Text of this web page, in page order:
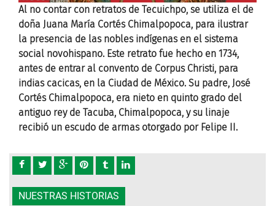
Al no contar con retratos de Tecuichpo, se utiliza el de
doña Juana María Cortés Chimalpopoca, para ilustrar
la presencia de las nobles indígenas en el sistema
social novohispano. Este retrato fue hecho en 1734,
antes de entrar al convento de Corpus Christi, para
indias cacicas, en la Ciudad de México. Su padre, José
Cortés Chimalpopoca, era nieto en quinto grado del
antiguo rey de Tacuba, Chimalpopoca, y su linaje
recibió un escudo de armas otorgado por Felipe II.
NUESTRAS HISTORIAS